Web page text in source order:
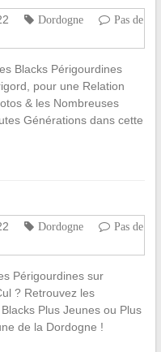
Dordogne
Pas de
Blacks Périgourdines
pour une Relation
& les Nombreuses
Générations dans cette
Dordogne
Pas de
Périgourdines sur
? Retrouvez les
Plus Jeunes ou Plus
de la Dordogne !